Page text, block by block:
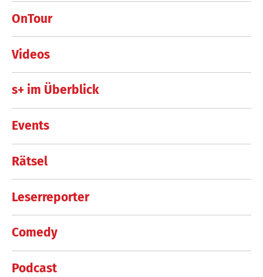
OnTour
Videos
s+ im Überblick
Events
Rätsel
Leserreporter
Comedy
Podcast